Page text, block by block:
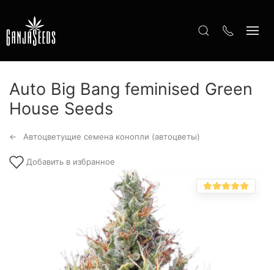
Auto Big Bang feminised Green
House Seeds
Автоцветущие семена конопли (автоцветы)
Добавить в избранное